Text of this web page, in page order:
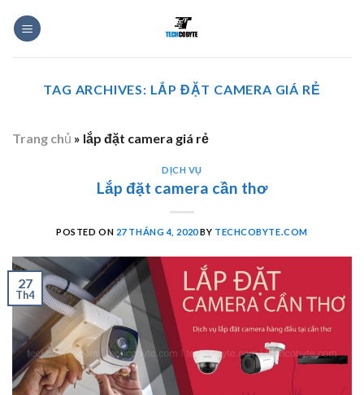
TAG ARCHIVES: LẮP ĐẶT CAMERA GIÁ RẺ
Trang chủ » lắp đặt camera giá rẻ
DỊCH VỤ
Lắp đặt camera cần thơ
POSTED ON 27 THÁNG 4, 2020BY TECHCOBYTE.COM
27
Th4